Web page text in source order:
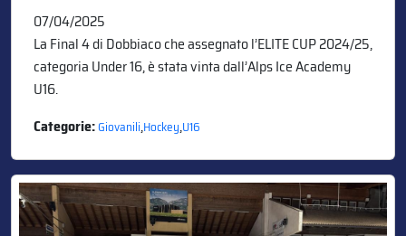
07/04/2025
La Final 4 di Dobbiaco che assegnato l’ELITE CUP 2024/25,
categoria Under 16, è stata vinta dall’Alps Ice Academy
U16.
Categorie:Giovanili,Hockey,U16